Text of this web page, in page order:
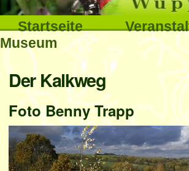
Direkt
zur
Navigation
Sektionen
Startseite
Museum
Benutzerspezifische
Werkzeuge
Der Kalkweg
Foto Benny Trapp